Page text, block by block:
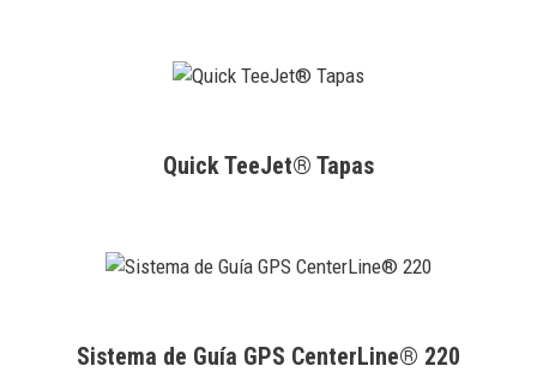
Quick TeeJet® Tapas
Sistema de Guía GPS CenterLine® 220